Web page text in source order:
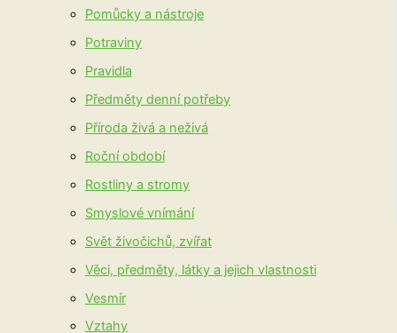
Pomůcky a nástroje
Potraviny
Pravidla
Předměty denní potřeby
Příroda živá a neživá
Roční období
Rostliny a stromy
Smyslové vnímání
Svět živočichů, zvířat
Věci, předměty, látky a jejich vlastnosti
Vesmír
Vztahy